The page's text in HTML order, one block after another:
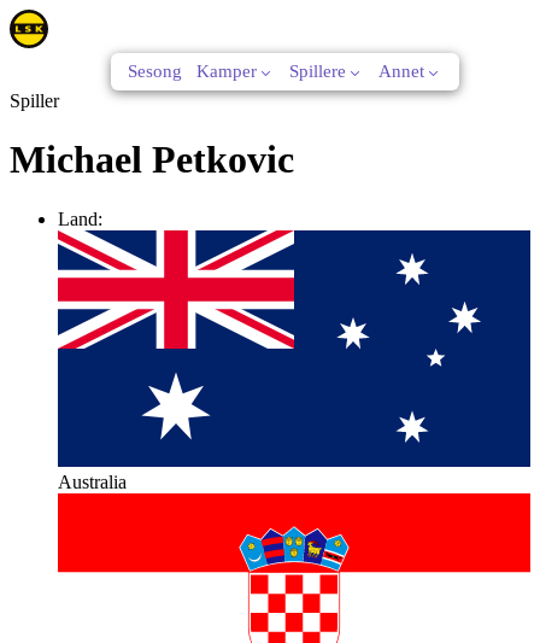
Sesong Kamper Spillere Annet
Spiller
Michael Petkovic
Land:
Australia